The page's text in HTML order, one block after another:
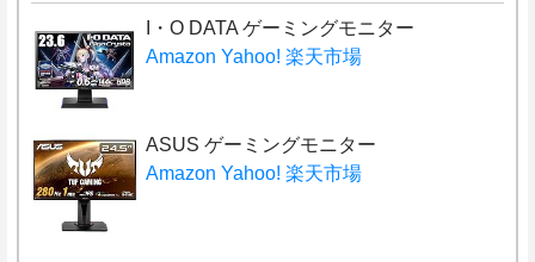
I・O DATA ゲーミングモニター
Amazon Yahoo! 楽天市場
ASUS ゲーミングモニター
Amazon Yahoo! 楽天市場